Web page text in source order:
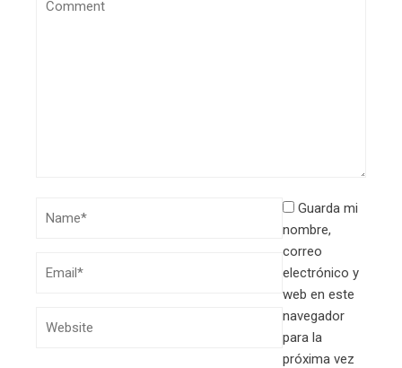
Guarda mi
nombre,
correo
electrónico y
web en este
navegador
para la
próxima vez